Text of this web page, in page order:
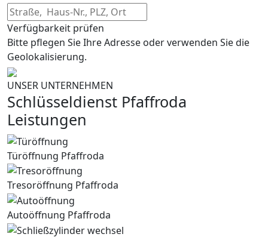
Verfügbarkeit prüfen
Bitte pflegen Sie Ihre Adresse oder verwenden Sie die
Geolokalisierung.
UNSER UNTERNEHMEN
Schlüsseldienst Pfaffroda
Leistungen
Türöffnung Pfaffroda
Tresoröffnung Pfaffroda
Autoöffnung Pfaffroda